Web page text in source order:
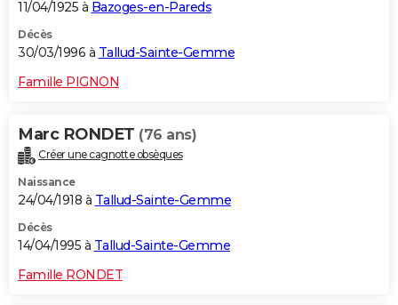
11/04/1925 à Bazoges-en-Pareds
Décès
30/03/1996 à Tallud-Sainte-Gemme
Famille PIGNON
Marc RONDET (76 ans)
Créer une cagnotte obsèques
Naissance
24/04/1918 à Tallud-Sainte-Gemme
Décès
14/04/1995 à Tallud-Sainte-Gemme
Famille RONDET